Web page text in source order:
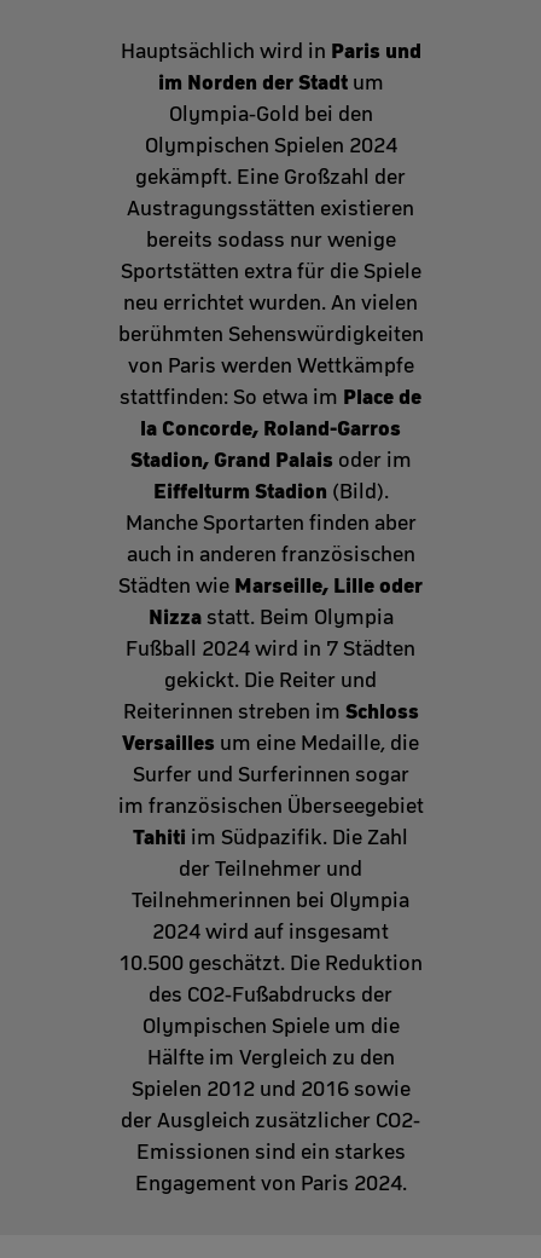
Hauptsächlich wird in Paris und
im Norden der Stadtum
Olympia-Gold bei den
Olympischen Spielen 2024
gekämpft. Eine Großzahl der
Austragungsstätten existieren
bereits sodass nur wenige
Sportstätten extra für die Spiele
neu errichtet wurden. An vielen
berühmten Sehenswürdigkeiten
von Paris werden Wettkämpfe
stattfinden: So etwa im Place de
la Concorde, Roland-Garros
Stadion, Grand Palais oder im
Eiffelturm Stadion (Bild).
Manche Sportarten finden aber
auch in anderen französischen
Städten wie Marseille, Lille oder
Nizza statt. Beim Olympia
Fußball 2024 wird in 7 Städten
gekickt. Die Reiter und
Reiterinnen streben im Schloss
Versailles um eine Medaille, die
Surfer und Surferinnen sogar
im französischen Überseegebiet
Tahiti im Südpazifik. Die Zahl
der Teilnehmer und
Teilnehmerinnen bei Olympia
2024 wird auf insgesamt
10.500 geschätzt. Die Reduktion
des CO2-Fußabdrucks der
Olympischen Spiele um die
Hälfte im Vergleich zu den
Spielen 2012 und 2016 sowie
der Ausgleich zusätzlicher CO2-
Emissionen sind ein starkes
Engagement von Paris 2024.